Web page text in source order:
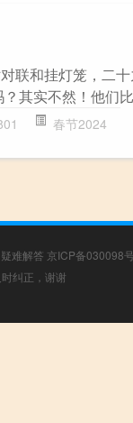
联和挂灯笼，二
其实不然！他们
春节2024
疑难解答 京ICP备030098号
纠正，谢谢